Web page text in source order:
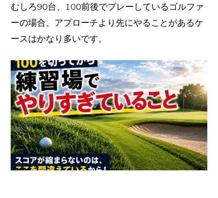
むしろ90台、100前後でプレーしているゴルファ
ーの場合、アプローチより先にやることがあるケ
ースはかなり多いです。